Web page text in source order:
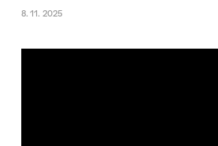
8. 11. 2025